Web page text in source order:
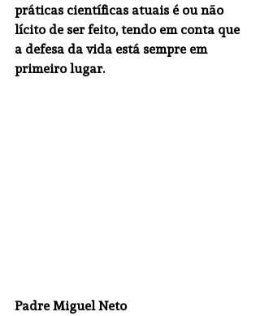
práticas científicas atuais é ou não
lícito de ser feito, tendo em conta que
a defesa da vida está sempre em
primeiro lugar.
Padre Miguel Neto